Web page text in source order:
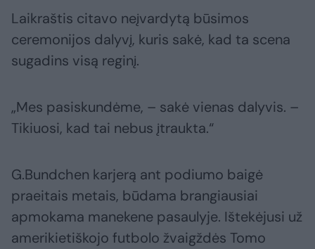
Laikraštis citavo neįvardytą būsimos
ceremonijos dalyvį, kuris sakė, kad ta scena
sugadins visą reginį.
„Mes pasiskundėme, – sakė vienas dalyvis. –
Tikiuosi, kad tai nebus įtraukta.“
G.Bundchen karjerą ant podiumo baigė
praeitais metais, būdama brangiausiai
apmokama manekene pasaulyje. Ištekėjusi už
amerikietiškojo futbolo žvaigždės Tomo